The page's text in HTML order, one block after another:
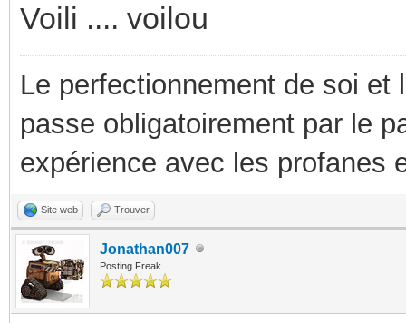
Voili .... voilou
Le perfectionnement de soi
passe obligatoirement par le
expérience avec les profanes
Site web Trouver
Jonathan007
Posting Freak